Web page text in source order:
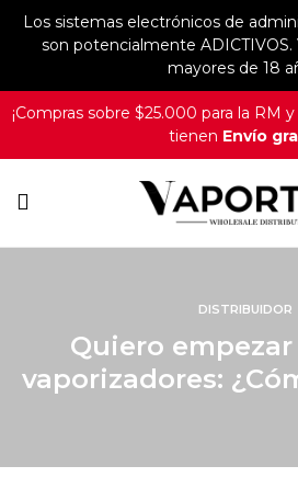
Los sistemas electrónicos de
son potencialmente ADICTIVOS.
mayores de 18
¡Compras sobre $25.000 para la RM
tienen Envío
DISTRIBUIDOR
Quiero
vaporizadores: